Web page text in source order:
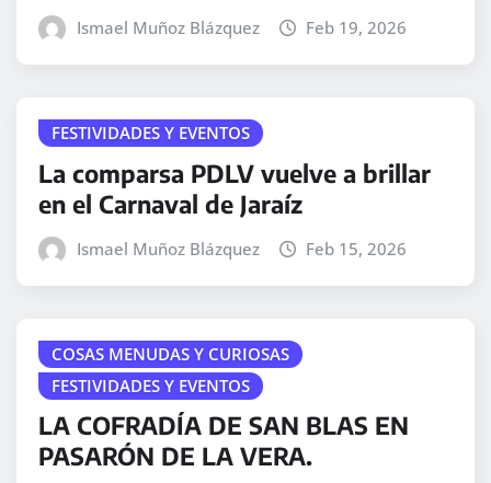
Ismael Muñoz Blázquez Feb 19, 2026
FESTIVIDADES Y EVENTOS
La comparsa PDLV vuelve a brillar
en el Carnaval de Jaraíz
Ismael Muñoz Blázquez Feb 15, 2026
COSAS MENUDAS Y CURIOSAS
FESTIVIDADES Y EVENTOS
LA COFRADÍA DE SAN BLAS EN
PASARÓN DE LA VERA.